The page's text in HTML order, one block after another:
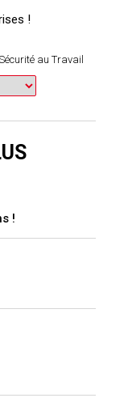
au Travail
!